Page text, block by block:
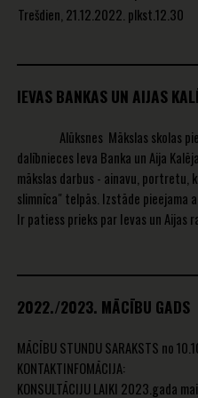
7. Jēkabs Blūms
11. Ieva Balane
13. Aleksandrs Škelebejs
14. Artūrs Jānis Bengtsons
15. Agita Kreice
16. Betija Bāliņa
17. Kristofers Viškers
Pēc izstādes noslēguma
Video ar vides objektu ”Mūsu
ieguva tiesības pārstāvēt skolu
gadi-Diānas Delperes
konkursa II kārtā tika
Latvijas Nacionālajā kultūras
TĒRPU SKICES UN TĒRPU
Trešdien, 21.12.2022. plkst.12.30
IEVAS BANKAS UN AIJAS
Alūksnes Mākslas skolas
dalībnieces Ieva Banka un Aija
mākslas darbus - ainavu, portretu,
slimnīca" telpās. Izstāde pieejama
Ir patiess prieks par Ievas un Aijas
Videoklipa saite:
2022./2023. MĀCĪBU GADS
MĀCĪBU STUNDU SARAKSTS no
KONTAKTINFOMĀCIJA:
KONSULTĀCIJU LAIKI 2023.gada